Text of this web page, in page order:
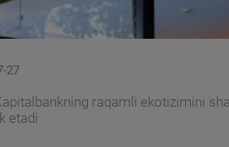
27
raqamli ekotizimini
etadi